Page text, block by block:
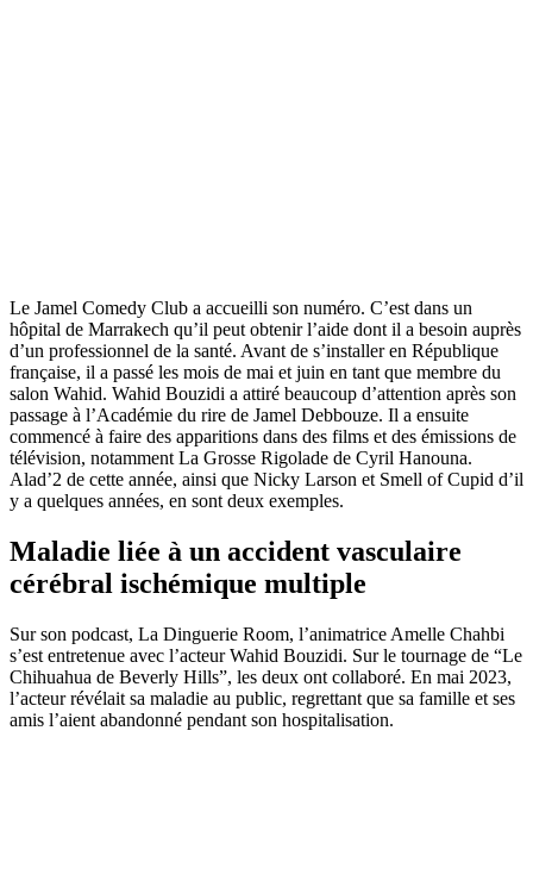
Le Jamel Comedy Club a accueilli son numéro. C’est dans un
hôpital de Marrakech qu’il peut obtenir l’aide dont il a besoin auprès
d’un professionnel de la santé. Avant de s’installer en République
française, il a passé les mois de mai et juin en tant que membre du
salon Wahid. Wahid Bouzidi a attiré beaucoup d’attention après son
passage à l’Académie du rire de Jamel Debbouze. Il a ensuite
commencé à faire des apparitions dans des films et des émissions de
télévision, notamment La Grosse Rigolade de Cyril Hanouna.
Alad’2 de cette année, ainsi que Nicky Larson et Smell of Cupid d’il
y a quelques années, en sont deux exemples.
Maladie liée à un accident vasculaire
cérébral ischémique multiple
Sur son podcast, La Dinguerie Room, l’animatrice Amelle Chahbi
s’est entretenue avec l’acteur Wahid Bouzidi. Sur le tournage de “Le
Chihuahua de Beverly Hills”, les deux ont collaboré. En mai 2023,
l’acteur révélait sa maladie au public, regrettant que sa famille et ses
amis l’aient abandonné pendant son hospitalisation.